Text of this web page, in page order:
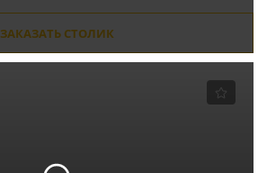
ЗАКАЗАТЬ СТОЛИК